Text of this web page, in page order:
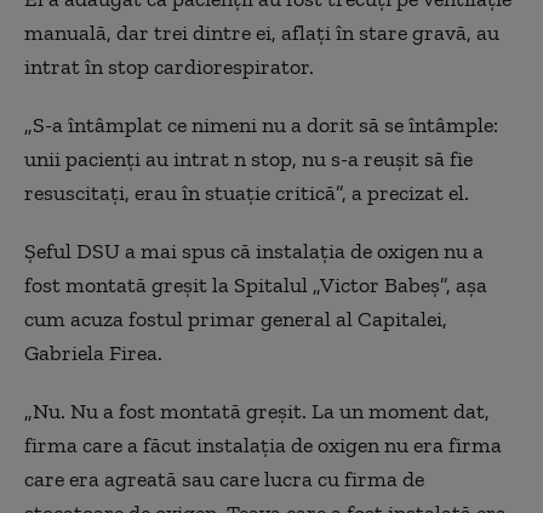
manuală, dar trei dintre ei, aflați în stare gravă, au
intrat în stop cardiorespirator.
„S-a întâmplat ce nimeni nu a dorit să se întâmple:
unii pacienţi au intrat n stop, nu s-a reuşit să fie
resuscitaţi, erau în stuaţie critică”, a precizat el.
Șeful DSU a mai spus că instalația de oxigen nu a
fost montată greșit la Spitalul „Victor Babeș”, așa
cum acuza fostul primar general al Capitalei,
Gabriela Firea.
„Nu. Nu a fost montată greșit. La un moment dat,
firma care a făcut instalația de oxigen nu era firma
care era agreată sau care lucra cu firma de